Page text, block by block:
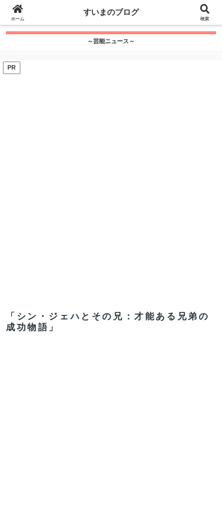
google.com, pub-7115624674097404, DIRECT,
f08c47fec0942fa0
～芸能ニュース～
PR
「シン・ジェハとその兄：才能ある兄弟の
成功物語」
ホーム
すいまのブログ
検索